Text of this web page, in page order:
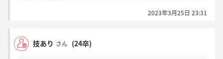
2023年3月25日 23:31
技あり さん (24卒)